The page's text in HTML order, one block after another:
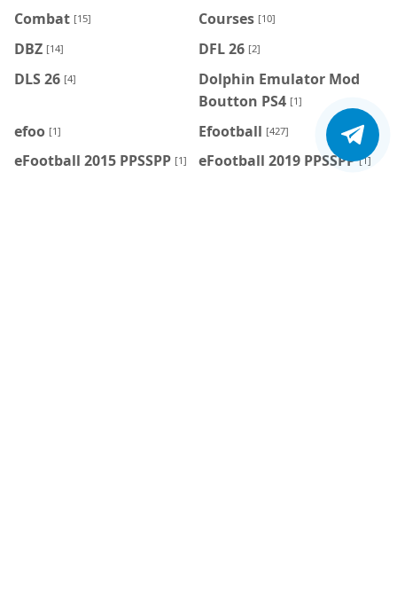
Combat [15] Courses [10]
DBZ [14] DFL 26 [2]
DLS 26 [4]
Dolphin Emulator Mod
Boutton PS4 [1]
efoo [1] Efootball [427]
eFootball 2015 PPSSPP [1] eFootball 2019 PPSSPP [1]